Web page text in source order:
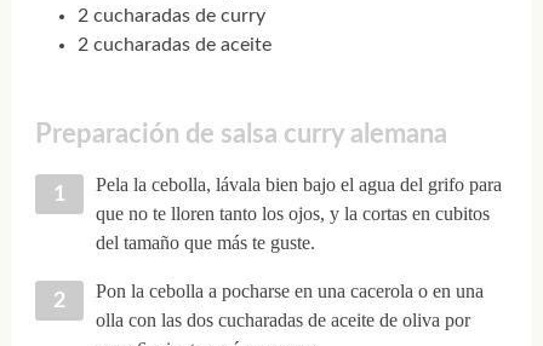
2 cucharadas de curry
2 cucharadas de aceite
Preparación de salsa curry alemana
Pela la cebolla, lávala bien bajo el agua del grifo para
que no te lloren tanto los ojos, y la cortas en cubitos
del tamaño que más te guste.
Pon la cebolla a pocharse en una cacerola o en una
olla con las dos cucharadas de aceite de oliva por